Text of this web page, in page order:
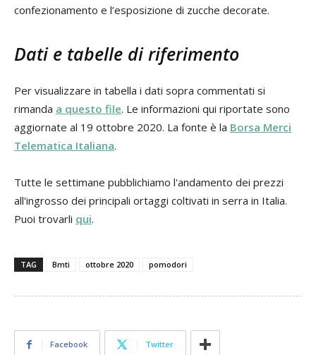
confezionamento e l’esposizione di zucche decorate.
Dati e tabelle di riferimento
Per visualizzare in tabella i dati sopra commentati si
rimanda a questo file. Le informazioni qui riportate sono
aggiornate al 19 ottobre 2020. La fonte è la Borsa Merci
Telematica Italiana.
Tutte le settimane pubblichiamo l'andamento dei prezzi
all'ingrosso dei principali ortaggi coltivati in serra in Italia.
Puoi trovarli qui.
TAG Bmti ottobre 2020 pomodori
Facebook Twitter